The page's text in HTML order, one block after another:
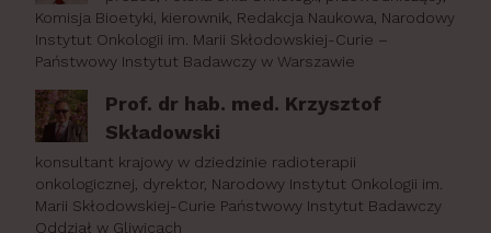
Komisja Bioetyki, kierownik, Redakcja Naukowa, Narodowy
Instytut Onkologii im. Marii Skłodowskiej-Curie –
Państwowy Instytut Badawczy w Warszawie
Prof. dr hab. med. Krzysztof
Składowski
konsultant krajowy w dziedzinie radioterapii
onkologicznej, dyrektor, Narodowy Instytut Onkologii im.
Marii Skłodowskiej-Curie Państwowy Instytut Badawczy
Oddział w Gliwicach